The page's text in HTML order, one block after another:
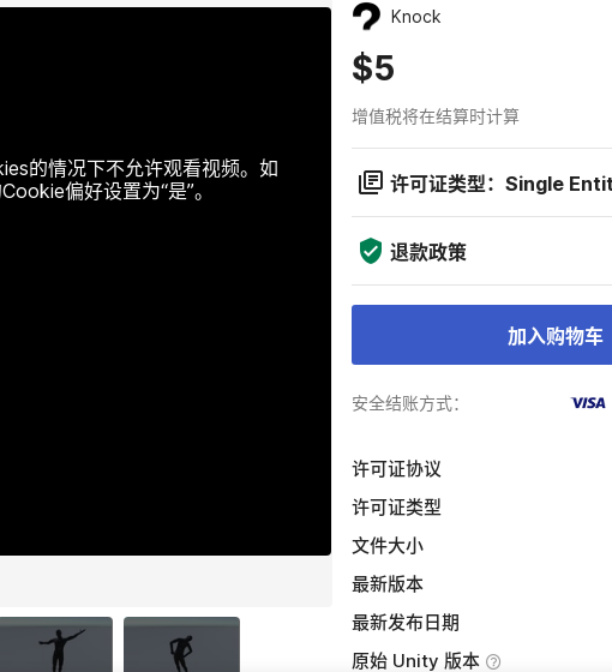
的情况下不允许观看视频。如
偏好设置为“是”。
Knock
$5
增值税将在结算时计算
许可证类型：Single
退款政策
加入购物车
安全结账方式：
许可证协议
许可证类型
文件大小
最新版本
最新发布日期
原始 Unity 版本